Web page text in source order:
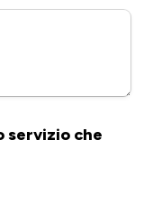
servizio che